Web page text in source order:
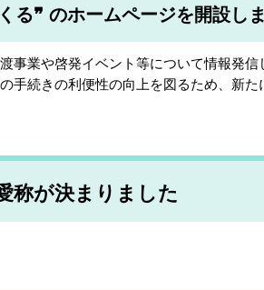
る❞ のホームページを開設し
業や啓発イベント等について情報発信
手続きの利便性の向上を図るため、新た
称が決まりました